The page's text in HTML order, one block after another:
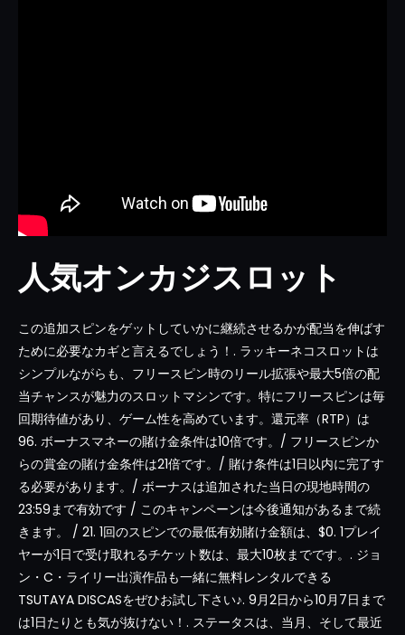
人気オンカジスロット
この追加スピンをゲットしていかに継続させるかが配当を伸ばす
ために必要なカギと言えるでしょう！. ラッキーネコスロットは
シンプルながらも、フリースピン時のリール拡張や最大5倍の配
当チャンスが魅力のスロットマシンです。特にフリースピンは毎
回期待値があり、ゲーム性を高めています。還元率（RTP）は
96. ボーナスマネーの賭け金条件は10倍です。/ フリースピンか
らの賞金の賭け金条件は21倍です。/ 賭け条件は1日以内に完了す
る必要があります。/ ボーナスは追加された当日の現地時間の
23:59まで有効です / このキャンペーンは今後通知があるまで続
きます。 / 21. 1回のスピンでの最低有効賭け金額は、$0. 1プレイ
ヤーが1日で受け取れるチケット数は、最大10枚までです。. ジョ
ン・C・ライリー出演作品も一緒に無料レンタルできる
TSUTAYA DISCASをぜひお試し下さい♪. 9月2日から10月7日まで
は1日たりとも気が抜けない！. ステータスは、当月、そして最近